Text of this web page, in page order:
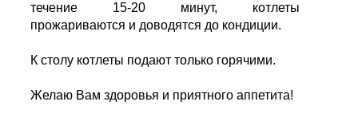
течение 15-20 минут, котлеты
прожариваются и доводятся до кондиции.
К столу котлеты подают только горячими.
Желаю Вам здоровья и приятного аппетита!